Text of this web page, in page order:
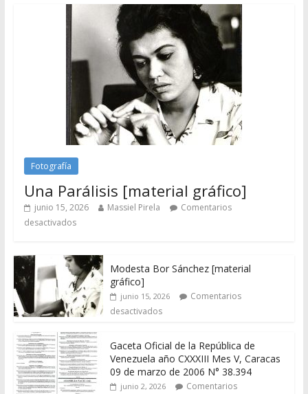
Fotografía
Una Parálisis [material gráfico]
junio 15, 2026 Massiel Pirela
Comentarios
desactivados
Modesta Bor Sánchez [material
gráfico]
junio 15, 2026
Comentarios
desactivados
Gaceta Oficial de la República de
Venezuela año CXXXIII Mes V, Caracas
09 de marzo de 2006 N° 38.394
junio 2, 2026
Comentarios